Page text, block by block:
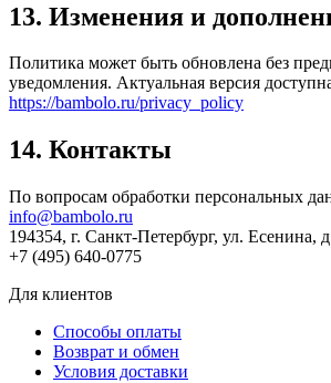
13. Изменения и
Политика может быть обновлена без
уведомления. Актуальная версия
https://bambolo.ru/privacy_policy
14. Контакты
По вопросам обработки персональных
info@bambolo.ru
194354, г. Санкт-Петербург, ул. Есенина,
+7 (495) 640-0775
Для клиентов
Способы оплаты
Возврат и обмен
Условия доставки